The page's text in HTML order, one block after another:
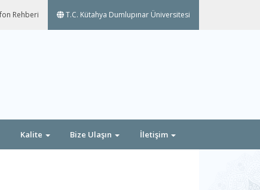
Rehberi T.C. Kütahya Dumlupınar Üniversitesi
Kalite Bize Ulaşın İletişim